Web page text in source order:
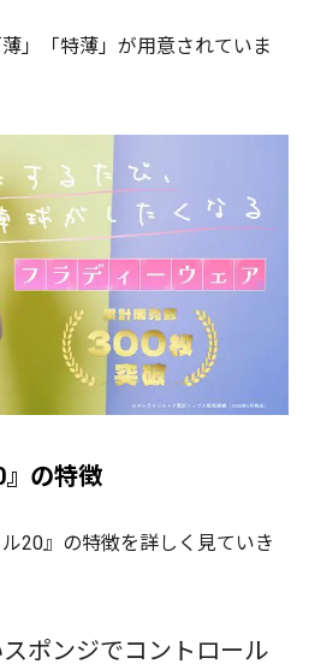
」「特薄」が用意されていま
』の特徴
20』の特徴を詳しく見ていき
ポンジでコントロール